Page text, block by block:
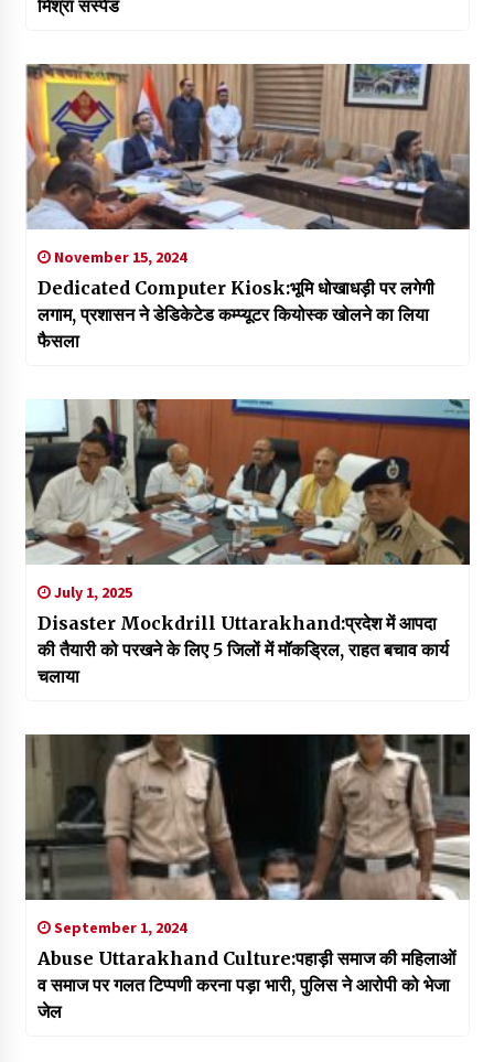
मिश्रा सस्पेंड
November 15, 2024
Dedicated Computer Kiosk:भूमि धोखाधड़ी पर लगेगी
लगाम, प्रशासन ने डेडिकेटेड कम्प्यूटर कियोस्क खोलने का लिया
फैसला
July 1, 2025
Disaster Mockdrill Uttarakhand:प्रदेश में आपदा
की तैयारी को परखने के लिए 5 जिलों में मॉकड्रिल, राहत बचाव कार्य
चलाया
September 1, 2024
Abuse Uttarakhand Culture:पहाड़ी समाज की महिलाओं
व समाज पर गलत टिप्पणी करना पड़ा भारी, पुलिस ने आरोपी को भेजा
जेल